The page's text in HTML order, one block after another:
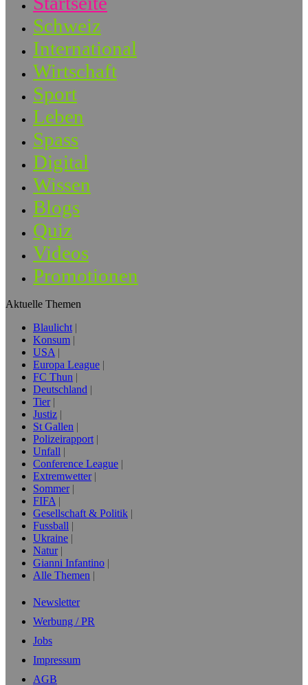
Schweiz
International
Wirtschaft
Sport
Leben
Spass
Digital
Wissen
Blogs
Quiz
Videos
Promotionen
Aktuelle Themen
Blaulicht
Konsum
USA
Europa League
FC Thun
Deutschland
Tier
Justiz
St Gallen
Polizeirapport
Unfall
Conference League
Extremwetter
Sommer
FIFA
Gesellschaft & Politik
Fussball
Ukraine
Natur
Gianni Infantino
Alle Themen
Newsletter
Werbung / PR
Jobs
Impressum
AGB